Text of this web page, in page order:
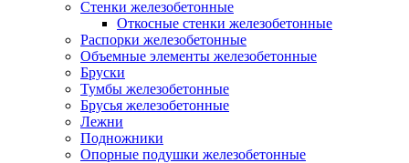
Стенки железобетонные
Откосные стенки железобетонные
Распорки железобетонные
Объемные элементы железобетонные
Бруски
Тумбы железобетонные
Брусья железобетонные
Лежни
Подножники
Опорные подушки железобетонные